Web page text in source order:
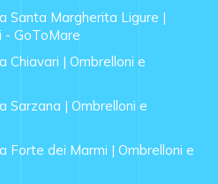
Santa Margherita Ligure |
- GoToMare
Chiavari | Ombrelloni e
Sarzana | Ombrelloni e
Forte dei Marmi | Ombrelloni e